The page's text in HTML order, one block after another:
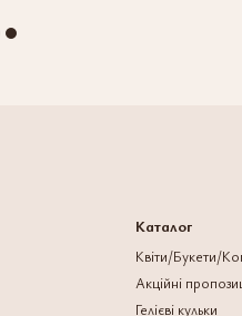
Каталог
Квіти/Букети/
Акційні
Гелієві кульки